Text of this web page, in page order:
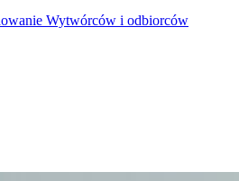
Wytwórców i odbiorców